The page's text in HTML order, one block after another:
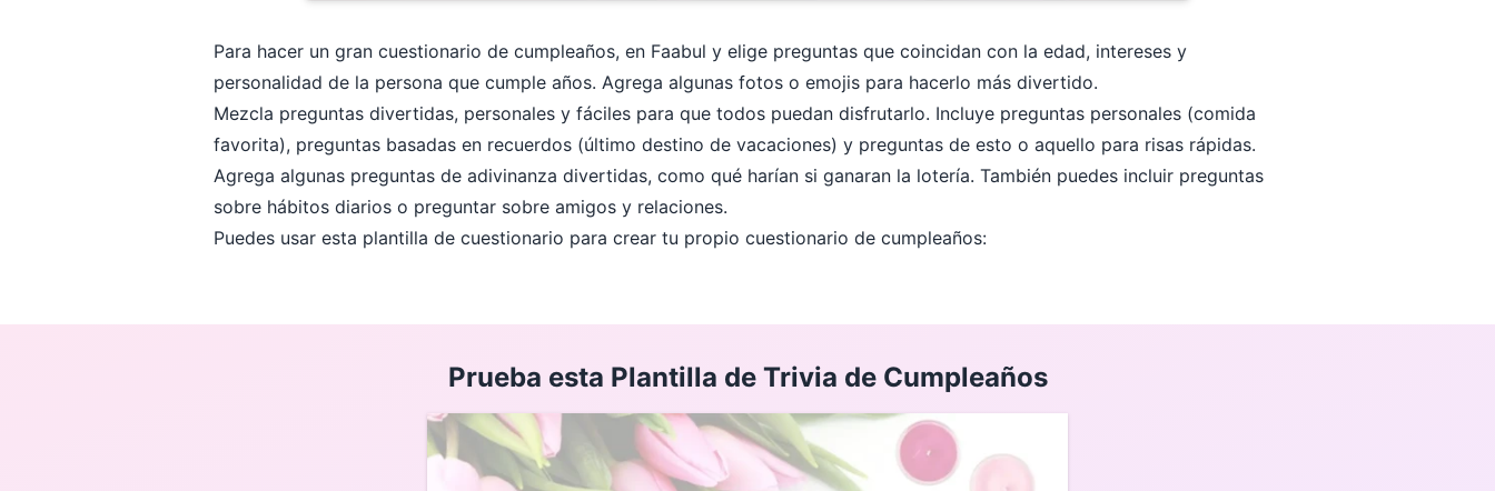
Para hacer un gran cuestionario de cumpleaños, en Faabul y elige preguntas que coincidan con la edad, intereses y
personalidad de la persona que cumple años. Agrega algunas fotos o emojis para hacerlo más divertido.
Mezcla preguntas divertidas, personales y fáciles para que todos puedan disfrutarlo. Incluye preguntas personales (comida
favorita), preguntas basadas en recuerdos (último destino de vacaciones) y preguntas de esto o aquello para risas rápidas.
Agrega algunas preguntas de adivinanza divertidas, como qué harían si ganaran la lotería. También puedes incluir preguntas
sobre hábitos diarios o preguntar sobre amigos y relaciones.
Puedes usar esta plantilla de cuestionario para crear tu propio cuestionario de cumpleaños:
Prueba esta Plantilla de Trivia de Cumpleaños